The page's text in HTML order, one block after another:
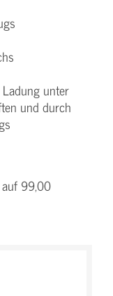
unter
und durch
99,00